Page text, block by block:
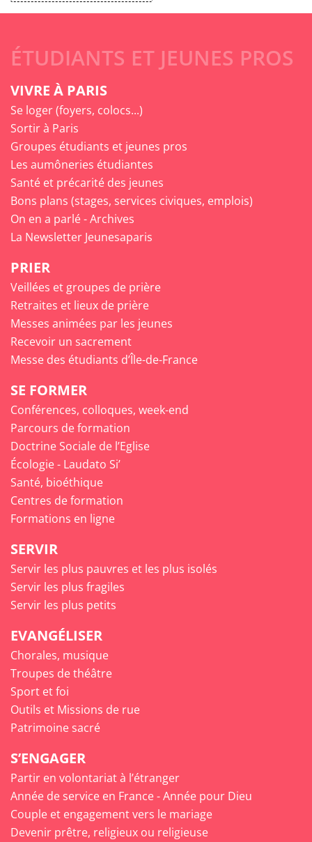
ÉTUDIANTS ET JEUNES PROS
VIVRE À PARIS
Se loger (foyers, colocs...)
Sortir à Paris
Groupes étudiants et jeunes pros
Les aumôneries étudiantes
Santé et précarité des jeunes
Bons plans (stages, services civiques, emplois)
On en a parlé - Archives
La Newsletter Jeunesaparis
PRIER
Veillées et groupes de prière
Retraites et lieux de prière
Messes animées par les jeunes
Recevoir un sacrement
Messe des étudiants d’Île-de-France
SE FORMER
Conférences, colloques, week-end
Parcours de formation
Doctrine Sociale de l’Eglise
Écologie - Laudato Si’
Santé, bioéthique
Centres de formation
Formations en ligne
SERVIR
Servir les plus pauvres et les plus isolés
Servir les plus fragiles
Servir les plus petits
EVANGÉLISER
Chorales, musique
Troupes de théâtre
Sport et foi
Outils et Missions de rue
Patrimoine sacré
S’ENGAGER
Partir en volontariat à l’étranger
Année de service en France - Année pour Dieu
Couple et engagement vers le mariage
Devenir prêtre, religieux ou religieuse